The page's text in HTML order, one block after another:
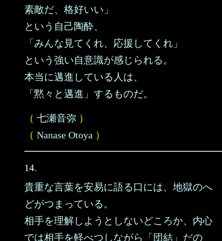
素敵だ、格好いい」
という自己陶酔、
「みんな見てくれ、応援してくれ」
という強い自意識が感じられる。
本当に邁進している人は、
「黙々と邁進」するものだ。
（ 七瀬音弥 ）
（ Nanase Otoya ）
14.
貴重な言葉を安易に語る口には、地獄のへ
どがつまっている。
相手を理解しようとしないどころか、内心
では相手を軽べつしながら「団結」だの